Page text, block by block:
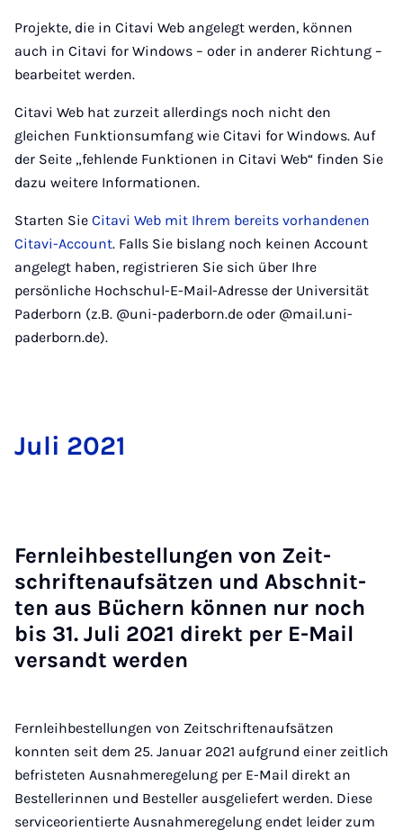
Projekte, die in Citavi Web angelegt werden, können
auch in Citavi for Windows – oder in anderer Richtung –
bearbeitet werden.
Citavi Web hat zurzeit allerdings noch nicht den
gleichen Funktionsumfang wie Citavi for Windows. Auf
der Seite „fehlende Funktionen in Citavi Web“ finden Sie
dazu weitere Informationen.
Starten Sie Citavi Web mit Ihrem bereits vorhandenen
Citavi-Account. Falls Sie bislang noch keinen Account
angelegt haben, registrieren Sie sich über Ihre
persönliche Hochschul-E-Mail-Adresse der Universität
Paderborn (z.B. @uni-paderborn.de oder @mail.uni-
paderborn.de).
Ju­li 2021
Fern­leih­be­stel­lun­gen von Zeit­
schrif­ten­auf­sät­zen und Ab­schnit­
ten aus Bü­chern kön­nen nur noch
bis 31. Ju­li 2021 di­rekt per E-Mail
ver­sandt wer­den
Fernleihbestellungen von Zeitschriftenaufsätzen
konnten seit dem 25. Januar 2021 aufgrund einer zeitlich
befristeten Ausnahmeregelung per E-Mail direkt an
Bestellerinnen und Besteller ausgeliefert werden. Diese
serviceorientierte Ausnahmeregelung endet leider zum